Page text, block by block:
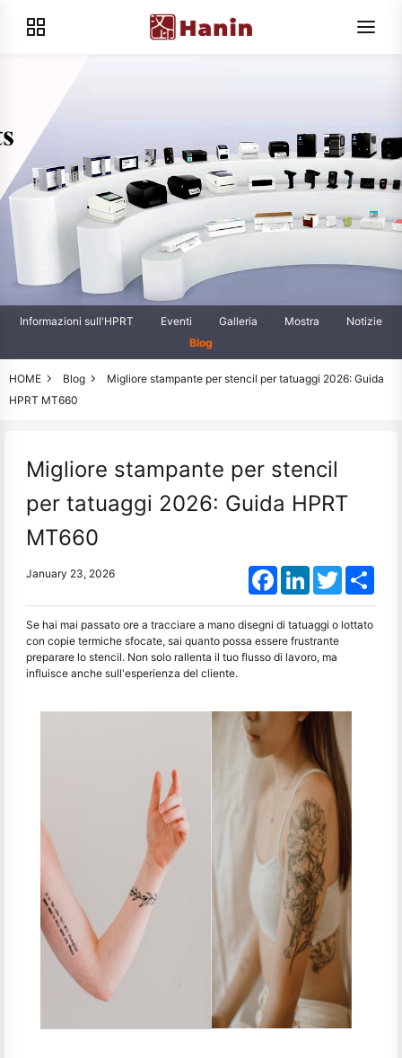
Informazioni sull'HPRT Eventi Galleria Mostra
Notizie
Blog
HOME Blog
Migliore stampante per stencil per tatuaggi 2026: Guida
HPRT MT660
Migliore stampante per stencil
per tatuaggi 2026: Guida HPRT
MT660
January 23, 2026 FacebookLinkedInTwitter
Se hai mai passato ore a tracciare a mano disegni di tatuaggi o lottato
con copie termiche sfocate, sai quanto possa essere frustrante
preparare lo stencil. Non solo rallenta il tuo flusso di lavoro, ma
influisce anche sull'esperienza del cliente.